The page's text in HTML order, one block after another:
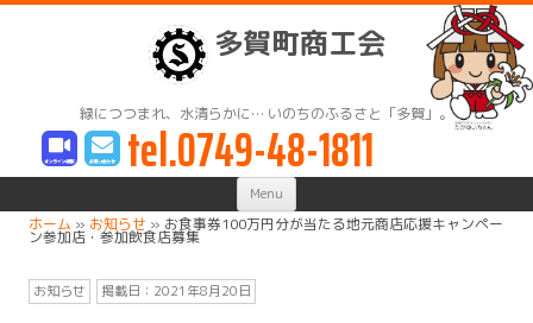
多賀町商工会
緑につつまれ、水清らかに… いのちのふるさと「多賀」。
tel.0749-48-1811
Menu Skip
content
ホーム » お知らせ » お食事券100万円分が当たる地元商店応援キャンペー
ン参加店・参加飲食店募集
お知らせ 掲載日： 2021年8月20日